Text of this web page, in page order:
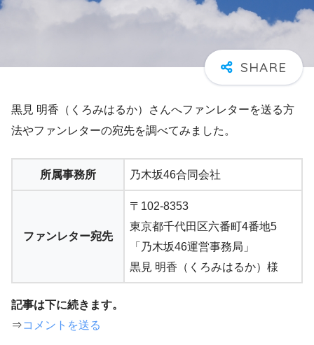
黒見 明香（くろみはるか）さんへファンレターを送る方
法やファンレターの宛先を調べてみました。
所属事務所 乃木坂46合同会社
ファンレター宛先
〒102-8353
東京都千代田区六番町4番地5
「乃木坂46運営事務局」
黒見 明香（くろみはるか）様
記事は下に続きます。
⇒コメントを送る